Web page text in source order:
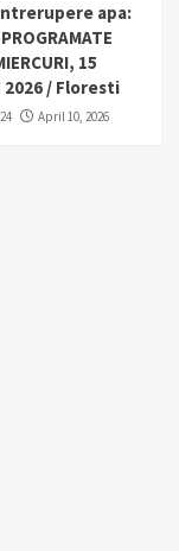
apa:
15
2026 / Floresti
April 10, 2026